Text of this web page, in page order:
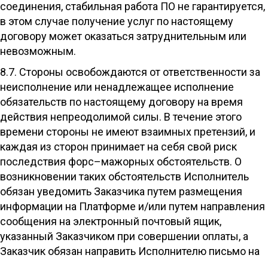
соединения, стабильная работа ПО не гарантируется,
в этом случае получение услуг по настоящему
договору может оказаться затруднительным или
невозможным.
8.7. Стороны освобождаются от ответственности за
неисполнение или ненадлежащее исполнение
обязательств по настоящему договору на время
действия непреодолимой силы. В течение этого
времени стороны не имеют взаимных претензий, и
каждая из сторон принимает на себя свой риск
последствия форс–мажорных обстоятельств. О
возникновении таких обстоятельств Исполнитель
обязан уведомить Заказчика путем размещения
информации на Платформе и/или путем направления
сообщения на электронный почтовый ящик,
указанный Заказчиком при совершении оплаты, а
Заказчик обязан направить Исполнителю письмо на